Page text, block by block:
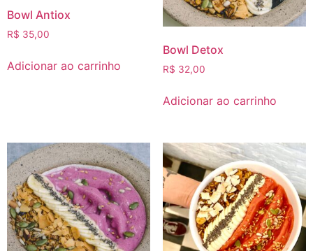
Bowl Antiox
R$ 35,00
Adicionar ao carrinho
Bowl Detox
R$ 32,00
Adicionar ao carrinho